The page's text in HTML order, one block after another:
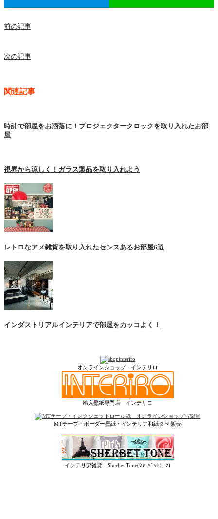
前の記事
次の記事
関連記事
時計で部屋をお洒落に！プロジェクタークロックを取り入れたお部
屋
視界から涼しく！ガラス製品を取り入れよう
レトロなアメ雑貨を取り入れたセンスあるお部屋6選
インダストリアルインテリアで部屋をカッコよく！
オンラインショップ インテリロ
輸入壁紙専門店 インテリロ
MTテープ・ボーダー壁紙・インテリア和紙タぺ 販売
インテリア雑貨 Sherbet Tone(ｼｬｰﾍﾞｯﾄﾄｰﾝ)